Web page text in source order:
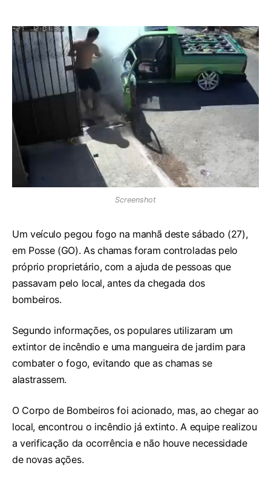
Screenshot
Um veículo pegou fogo na manhã deste sábado (27),
em Posse (GO). As chamas foram controladas pelo
próprio proprietário, com a ajuda de pessoas que
passavam pelo local, antes da chegada dos
bombeiros.
Segundo informações, os populares utilizaram um
extintor de incêndio e uma mangueira de jardim para
combater o fogo, evitando que as chamas se
alastrassem.
O Corpo de Bombeiros foi acionado, mas, ao chegar ao
local, encontrou o incêndio já extinto. A equipe realizou
a verificação da ocorrência e não houve necessidade
de novas ações.